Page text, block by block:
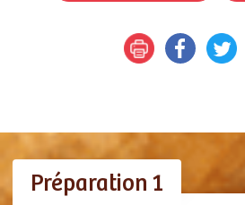
Préparation 1